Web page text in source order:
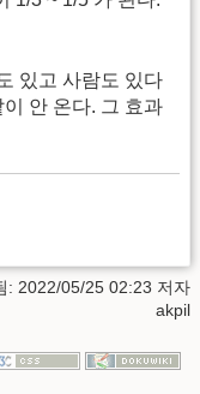
있고 사람도 있다
안 온다. 그 효과
: 2022/05/25 02:23 저자
akpil